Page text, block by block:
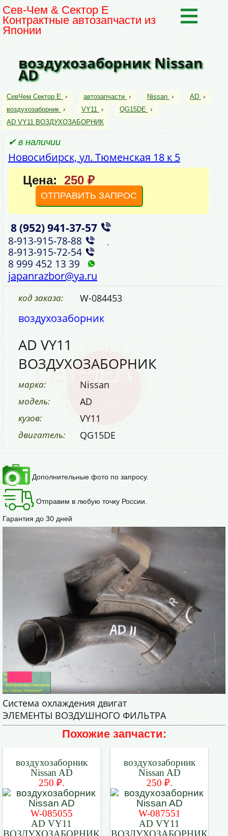
Сев-Чем & Сектор Е
Контрактные автозапчасти из
Японии
воздухозаборник Nissan
AD
СевЧем Сектор Е › автозапчасти › Nissan › AD ›
воздухозаборник › VY11 › QG15DE ›
AD VY11 ВОЗДУХОЗАБОРНИК
✔ в наличии
Новосибирск, ул. Тюменская 18 к 5
Цена: 250 ₽
ОТПРАВИТЬ ЗАПРОС
8 (952)941‑37‑57 ,
8‑913‑915‑78‑88 ,
8‑913‑915‑72‑54
8 999 452 13 39
japanrazbor@ya.ru
код заказа: W-084453
воздухозаборник
AD VY11
ВОЗДУХОЗАБОРНИК
марка: Nissan
модель: AD
кузов: VY11
двигатель: QG15DE
Дополнительные фото по запросу.
Отправим в любую точку России.
Гарантия до 30 дней
Система охлаждения двигат
ЭЛЕМЕНТЫ ВОЗДУШНОГО ФИЛЬТРА
Похожие запчасти:
воздухозаборник
Nissan AD
250 ₽.
W-085055
AD VY11
ВОЗДУХОЗАБОРНИК
воздухозаборник
Nissan AD
250 ₽.
W-087551
AD VY11
ВОЗДУХОЗАБОРНИК